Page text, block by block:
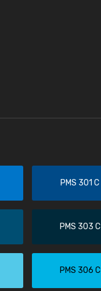
PMS 301 C
PMS 303 C
PMS 306 C